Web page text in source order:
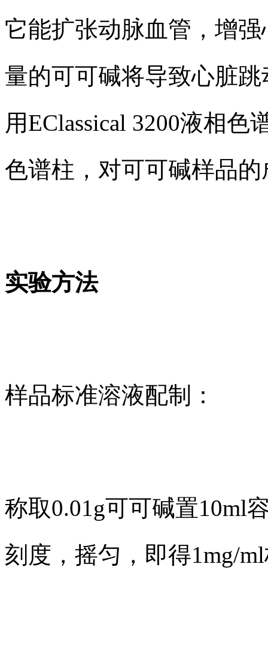
它能扩张动脉血管，增
量的可可碱将导致心脏
用EClassical 3200液相色
色谱柱，对可可碱样品
实验方法
样品标准溶液配制：
称取0.01g可可碱置10ml
刻度，摇匀，即得1mg/